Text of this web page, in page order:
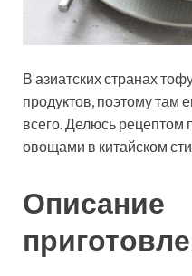
В азиатских странах
продуктов, поэтому там
всего. Делюсь рецептом
овощами в китайском
Описание